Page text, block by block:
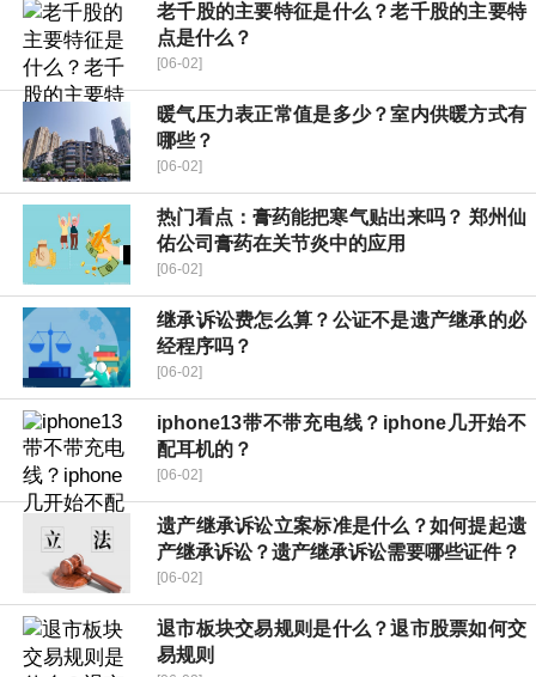
老千股的主要特征是什么？老千股的主要特
点是什么？
[06-02]
暖气压力表正常值是多少？室内供暖方式有
哪些？
[06-02]
热门看点：膏药能把寒气贴出来吗？ 郑州仙
佑公司膏药在关节炎中的应用
[06-02]
继承诉讼费怎么算？公证不是遗产继承的必
经程序吗？
[06-02]
iphone13带不带充电线？iphone几开始不
配耳机的？
[06-02]
遗产继承诉讼立案标准是什么？如何提起遗
产继承诉讼？遗产继承诉讼需要哪些证件？
[06-02]
退市板块交易规则是什么？退市股票如何交
易规则